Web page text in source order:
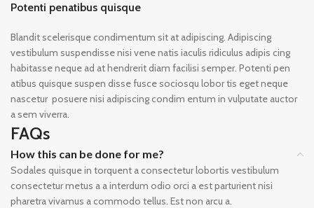
Potenti penatibus quisque
Blandit scelerisque condimentum sit at adipiscing. Adipiscing
vestibulum suspendisse nisi vene natis iaculis ridiculus adipis cing
habitasse neque ad at hendrerit diam facilisi semper. Potenti pen
atibus quisque suspen disse fusce sociosqu lobor tis eget neque
nascetur posuere nisi adipiscing condim entum in vulputate auctor
a sem viverra.
FAQs
How this can be done for me?
Sodales quisque in torquent a consectetur lobortis vestibulum
consectetur metus a a interdum odio orci a est parturient nisi
pharetra vivamus a commodo tellus. Est non arcu a.